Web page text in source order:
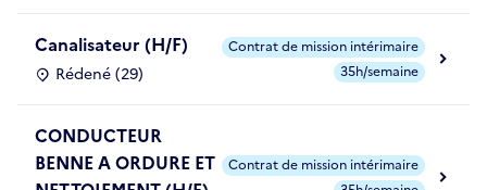
Canalisateur (H/F)
Rédené (29)
Contrat de mission intérimaire
35h/semaine
CONDUCTEUR
BENNE A ORDURE ET
Contrat de mission intérimaire